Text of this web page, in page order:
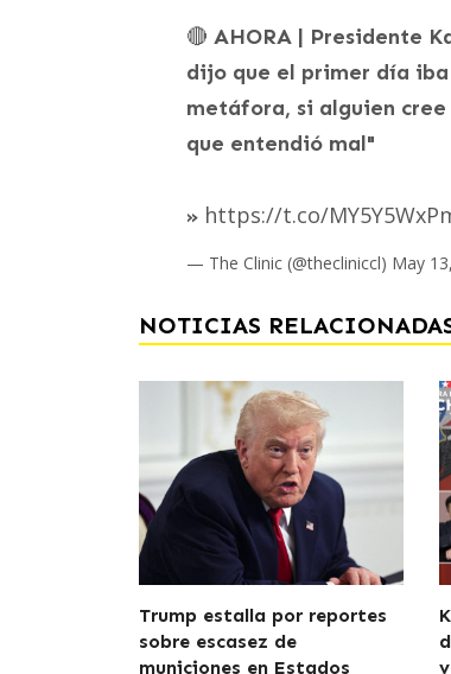
🔴 AHORA | Presidente
dijo que el primer día iba
metáfora, si alguien cree
que entendió mal"
» https://t.co/
— The Clinic (@thecliniccl) May
NOTICIAS
Trump estalla por reportes
sobre escasez de
municiones en Estados